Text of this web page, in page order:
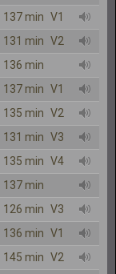
137 min V1
131 min V2
136 min
137 min V1
135 min V2
131 min V3
135 min V4
137 min
126 min V3
136 min V1
145 min V2